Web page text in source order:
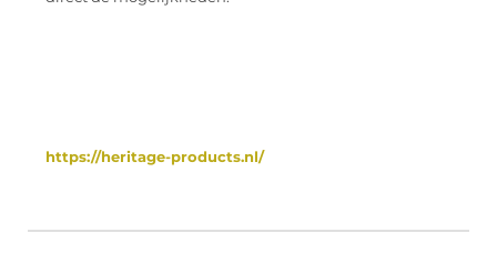
https://heritage-products.nl/